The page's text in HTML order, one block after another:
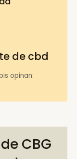
de cbd
opinan:
CBG